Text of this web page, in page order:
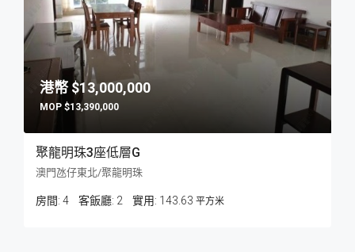
$13,000,000
$13,390,000
聚龍明珠3座低層G
澳門氹仔東北/聚龍明珠
房間: 4 客飯廳: 2 143.63 平方米